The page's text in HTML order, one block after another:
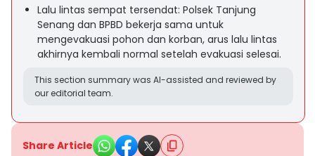
Lalu lintas sempat tersendat: Polsek Tanjung
Senang dan BPBD bekerja sama untuk
mengevakuasi pohon dan korban, arus lalu lintas
akhirnya kembali normal setelah evakuasi selesai.
This section summary was AI-assisted and reviewed by
our editorial team.
Share Article